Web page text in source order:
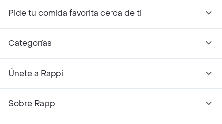
Pide tu comida favorita cerca de ti
Categorías
Únete a Rappi
Sobre Rappi